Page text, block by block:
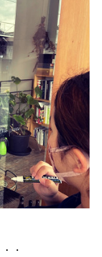
・